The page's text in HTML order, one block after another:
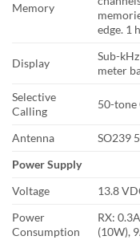
Memory
edge. 1
Display
Sub-
meter
Selective
Calling
50-tone
Antenna
SO239
Power Supply
Voltage
13.8
Power
Consumption
RX:
(10W),